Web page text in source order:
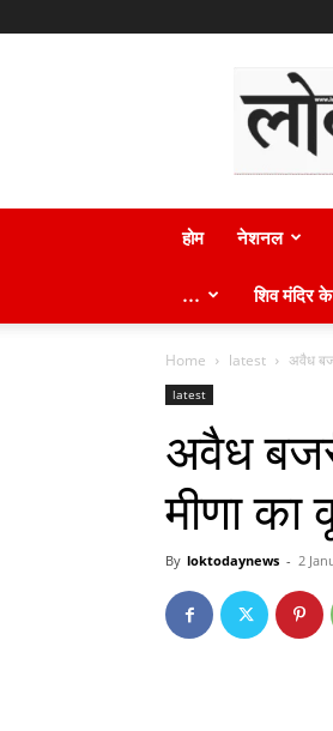
होम नेशनल
… शिव मंदिर
Home latest अवैध
latest
अवैध
मीणा का
By loktodaynews - 2